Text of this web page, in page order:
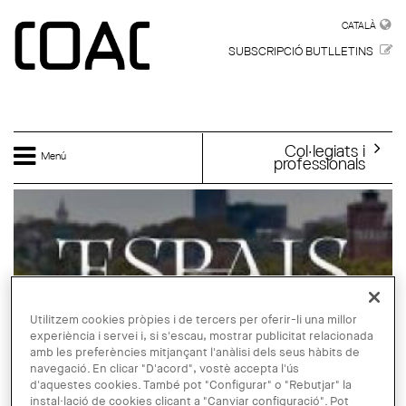
CATALÀ
SUBSCRIPCIÓ BUTLLETINS
Menú Col·legiats i
professionals
Utilitzem cookies pròpies i de tercers per oferir-li una millor
experiència i servei i, si s'escau, mostrar publicitat relacionada
amb les preferències mitjançant l'anàlisi dels seus hàbits de
navegació. En clicar "D'acord", vostè accepta l'ús
d'aquestes cookies. També pot "Configurar" o "Rebutjar" la
instal·lació de cookies clicant a "Canviar configuració". Pot